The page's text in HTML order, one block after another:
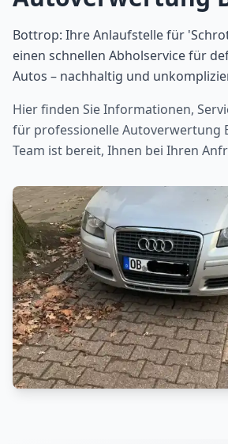
Bottrop: Ihre Anlaufstelle für
einen schnellen Abholservice für
Autos – nachhaltig und
Hier finden Sie Informationen,
für professionelle Autoverwertung
Team ist bereit, Ihnen bei Ihren